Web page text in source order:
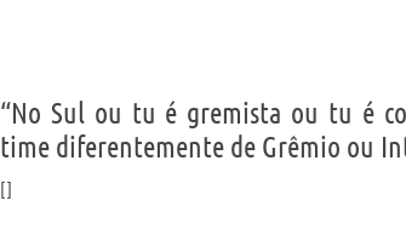
“No Sul ou tu é gremista ou tu é
time diferentemente de Grêmio ou